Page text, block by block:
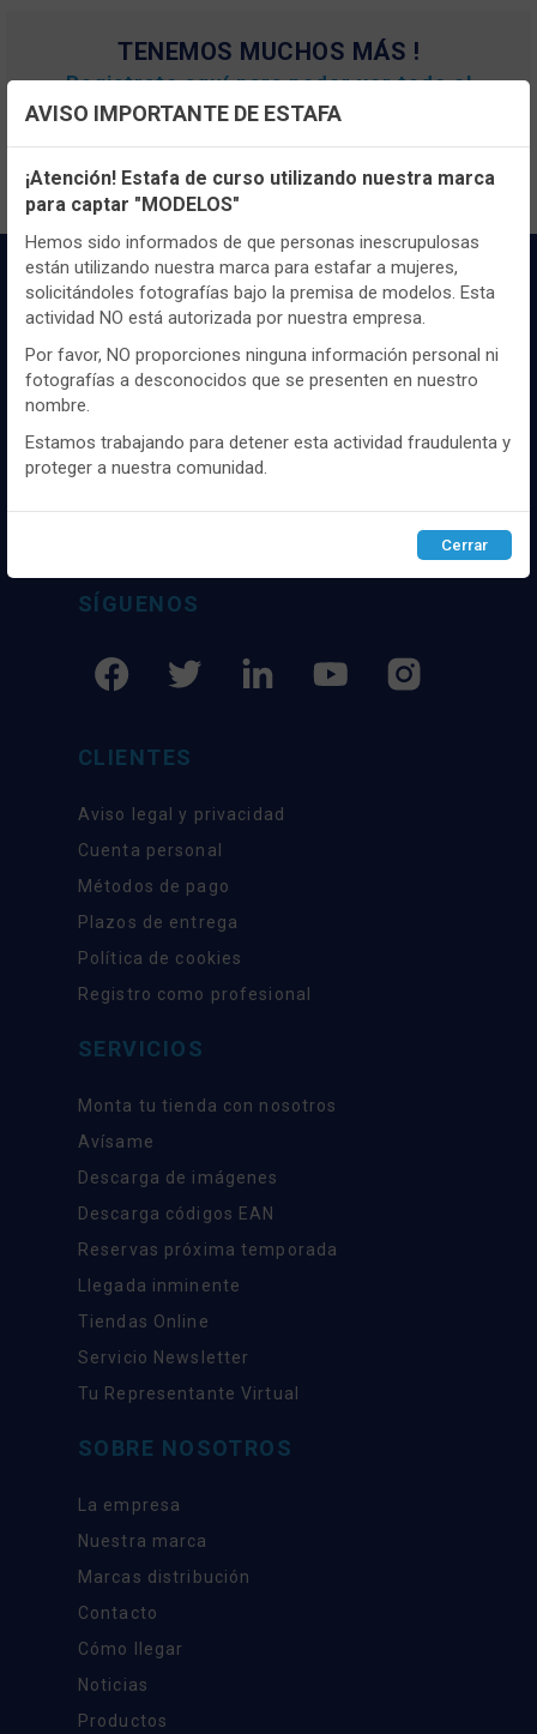
TENEMOS MUCHOS MÁS !
Registrateaquípara poder ver todo el
contenido y los precios.
marcaas de ropa y complementos del
mercado, marcas tanto nacionales como
experiencia como proveedor de los mejores
SÍGUENOS
CLIENTES
Aviso legal y privacidad
Cuenta personal
Métodos de pago
Plazos de entrega
Política de cookies
Registro como profesional
SERVICIOS
Monta tu tienda con nosotros
Avísame
Descarga de imágenes
Descarga códigos EAN
Reservas próxima temporada
Llegada inminente
Tiendas Online
Servicio Newsletter
Tu Representante Virtual
SOBRE NOSOTROS
La empresa
Nuestra marca
Marcas distribución
Contacto
Cómo llegar
Noticias
Productos
Configuración de cookies
Utilizamos cookies propias y de terceros, de sesión o
persistentes, para hacer funcionar de manera segura nuestra
página web y personalizar su contenido.
Igualmente, utilizamos cookies para medir y obtener datos de
la navegación que realizas y para ajustar el contenido a tus
gustos y preferencias.
Puedesconfigurary aceptar el uso de cookies a tu gusto.
Para obtener más información visita nuestra
cookies.
Configurar Rechazar ACEPTAR
AVISO IMPORTANTE DE ESTAFA
¡Atención! Estafa de curso utilizando nuestra marca
para captar "MODELOS"
Hemos sido informados de que personas inescrupulosas
están utilizando nuestra marca para estafar a mujeres,
solicitándoles fotografías bajo la premisa de modelos. Esta
actividad NO está autorizada por nuestra empresa.
Por favor, NO proporciones ninguna información personal ni
fotografías a desconocidos que se presenten en nuestro
nombre.
Estamos trabajando para detener esta actividad fraudulenta y
proteger a nuestra comunidad.
Cerrar